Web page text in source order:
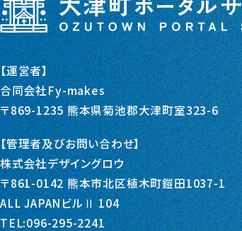
【運営者】
合同会社Fy-makes
〒869-1235 熊本県菊池郡大津町室323-6
【管理者及びお問い合わせ】
株式会社デザイングロウ
〒861-0142 熊本市北区植木町鎧田1037-1
ALL JAPANビルⅡ 104
TEL:096-295-2241